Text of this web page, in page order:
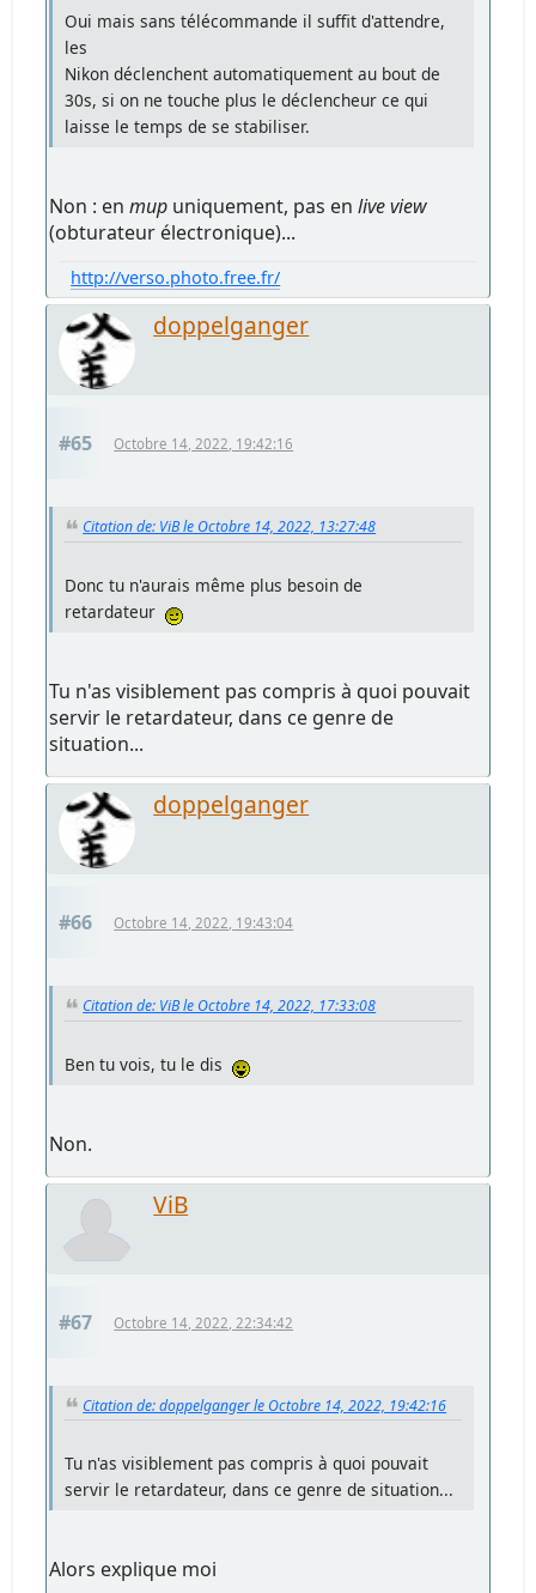
Oui mais sans télécommande il suffit d'attendre,
les
Nikon déclenchent automatiquement au bout de
30s, si on ne touche plus le déclencheur ce qui
laisse le temps de se stabiliser.
Non : enmup uniquement, pas enlive view
(obturateur électronique)...
http://verso.photo.free.fr/
doppelganger
#65 Octobre 14, 2022, 19:42:16
Citation de: ViB le Octobre 14, 2022, 13:27:48
Donc tu n'aurais même plus besoin de
retardateur
Tu n'as visiblement pas compris à quoi pouvait
servir le retardateur, dans ce genre de
situation...
doppelganger
#66 Octobre 14, 2022, 19:43:04
Citation de: ViB le Octobre 14, 2022, 17:33:08
Ben tu vois, tu le dis
Non.
ViB
#67 Octobre 14, 2022, 22:34:42
Citation de: doppelganger le Octobre 14, 2022, 19:42:16
Tu n'as visiblement pas compris à quoi pouvait
servir le retardateur, dans ce genre de situation...
Alors explique moi